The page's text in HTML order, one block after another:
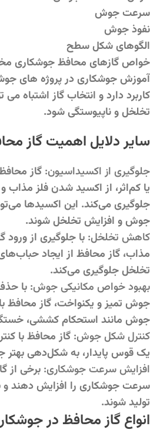
سرعت جوش
نفوذ جوش
الگوهای شکل سطح
خواص گازهای محافظ جوشکاری
آموزش جوشکاری در پروژه های
کاربرد دارد و انتخاب گاز اشتباه
تخلخل و ناپیوستگی شود.
سایر دلایل اهمیت گاز
جلوگیری از اکسیداسیون: گاز
یا کم‌اثر، از اکسید شدن فلز
جلوگیری می‌کند. این اکسیدها
جوش و افزایش تخلخل شوند.
کاهش تخلخل: با جلوگیری از
مذاب، گاز محافظ از ایجاد
تخلخل جلوگیری می‌کند.
بهبود خواص مکانیکی جوش: با
جوش تمیز و یکنواخت، گاز محافظ
جوش مانند استحکام کششی،
کنترل شکل جوش: گاز محافظ با
یک قوس پایدار، به شکل‌دهی
افزایش سرعت جوشکاری: برخی از
سرعت جوشکاری را افزایش دهند
تولید شوند.
انواع گاز محافظ در